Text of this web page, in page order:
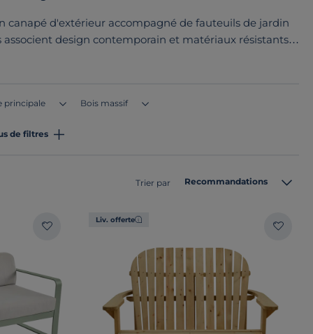
canapé d'extérieur accompagné de fauteuils de jardin
design contemporain et matériaux résistants
? Ils sont tous
principale Bois massif
de filtres
Trier par Recommandations
Liv. offerte